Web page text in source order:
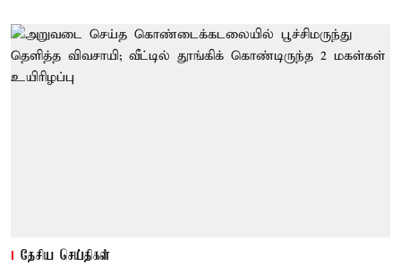
தேசிய செய்திகள்